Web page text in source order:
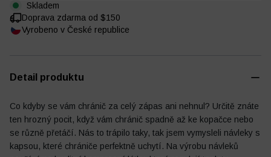
Skladem
Doprava zdarma od $150
Vyrobeno v České republice
Detail produktu
Co kdyby se vám chránič za celý zápas ani nehnul? Určitě znáte
ten hrozný pocit, když vám chránič spadně až ke kopačce nebo
se různě přetáčí. Nás to trápilo taky, tak jsem vymysleli návleky s
kapsou, které chrániče perfektně uchytí. Na výrobu návleků